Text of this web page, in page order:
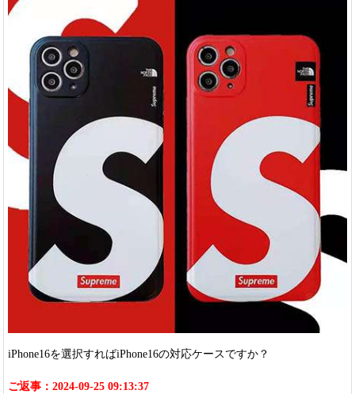
iPhone16を選択すればiPhone16の対応ケースですか？
ご返事：2024-09-25 09:13:37